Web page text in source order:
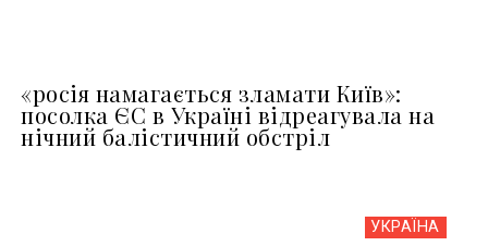
«росія намагається зламати Київ»:
посолка ЄС в Україні відреагувала на
нічний балістичний обстріл
УКРАЇНА